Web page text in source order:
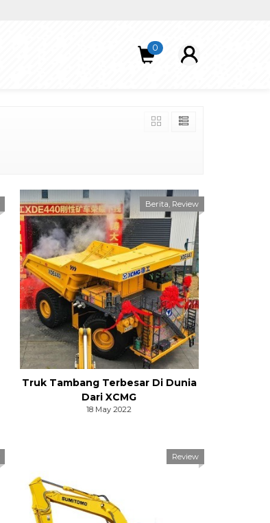
0
Berita, Review
Truk Tambang Terbesar Di Dunia
Dari XCMG
18 May 2022
Review